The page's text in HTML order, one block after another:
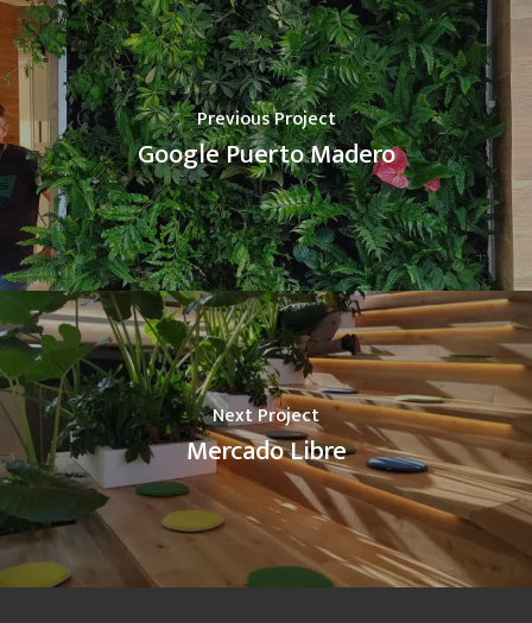
Previous Project
Google Puerto Madero
Next Project
Mercado Libre